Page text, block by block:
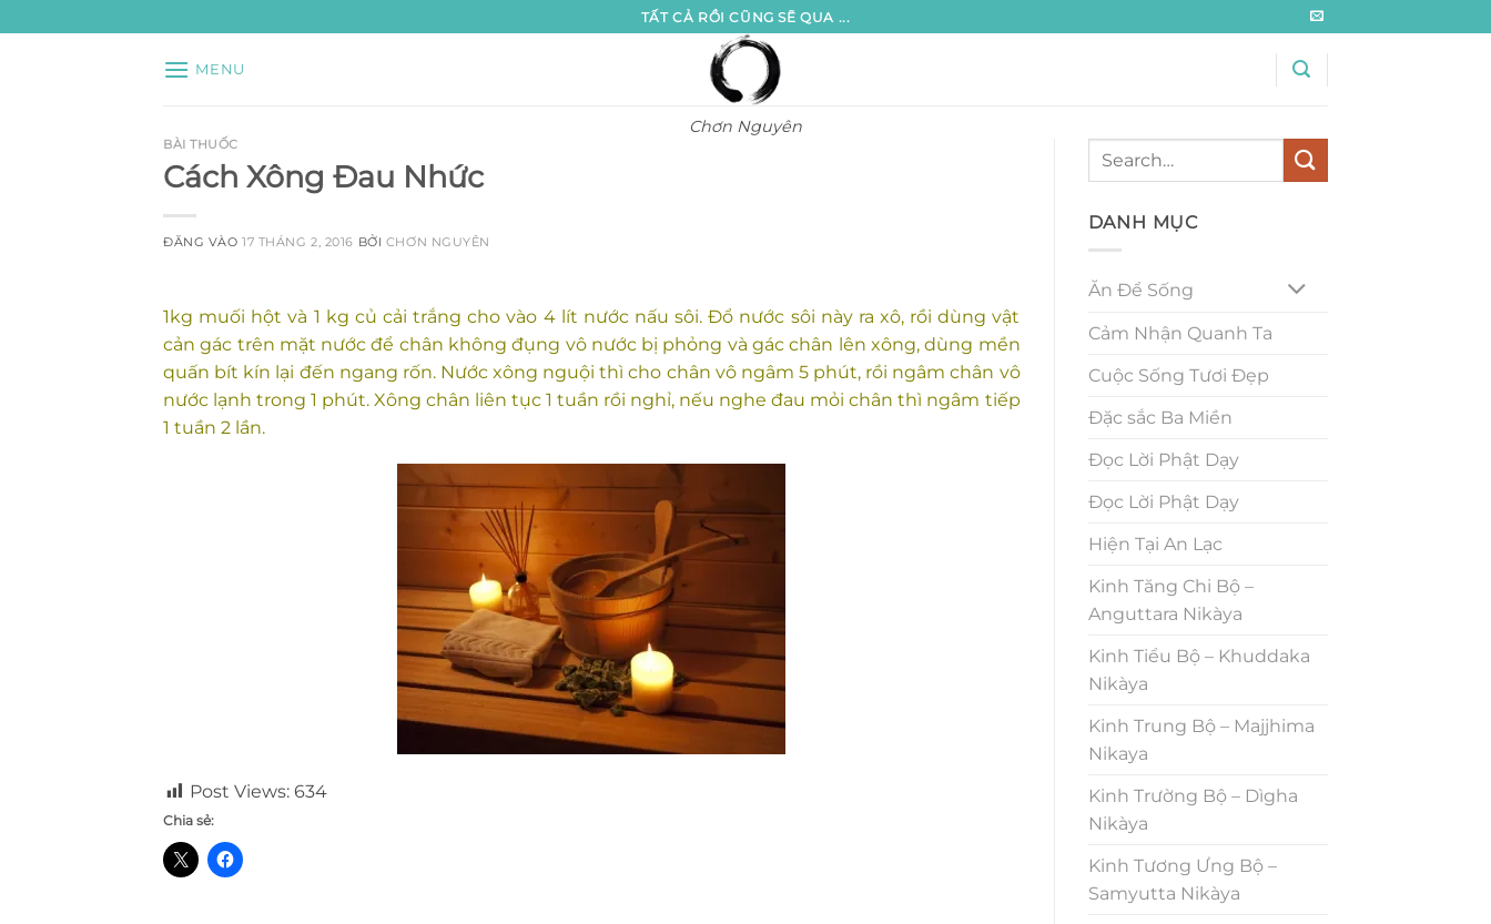
qua
TẤT CẢ RỒI CŨNG SẼ QUA ...
Chơn Nguyên
MENU
BÀI THUỐC
Cách Xông Đau Nhức
ĐĂNG VÀO17 THÁNG 2, 2016 BỞI CHƠN NGUYÊN
1kg muối hột và 1 kg củ cải trắng cho vào 4 lít nước nấu sôi. Đổ nước sôi này ra xô, rồi dùng vật
cản gác trên mặt nước để chân không đụng vô nước bị phỏng và gác chân lên xông, dùng mền
quấn bít kín lại đến ngang rốn. Nước xông nguội thì cho chân vô ngâm 5 phút, rồi ngâm chân vô
nước lạnh trong 1 phút. Xông chân liên tục 1 tuần rồi nghỉ, nếu nghe đau mỏi chân thì ngâm tiếp
1 tuần 2 lần.
Post Views: 634
Chia sẻ:
DANH MỤC
Ăn Để Sống
Cảm Nhận Quanh Ta
Cuộc Sống Tươi Đẹp
Đặc sắc Ba Miền
Đọc Lời Phật Dạy
Đọc Lời Phật Dạy
Hiện Tại An Lạc
Kinh Tăng Chi Bộ –
Anguttara Nikàya
Kinh Tiểu Bộ – Khuddaka
Nikàya
Kinh Trung Bộ – Majjhima
Nikaya
Kinh Trường Bộ – Dìgha
Nikàya
Kinh Tương Ưng Bộ –
Samyutta Nikàya